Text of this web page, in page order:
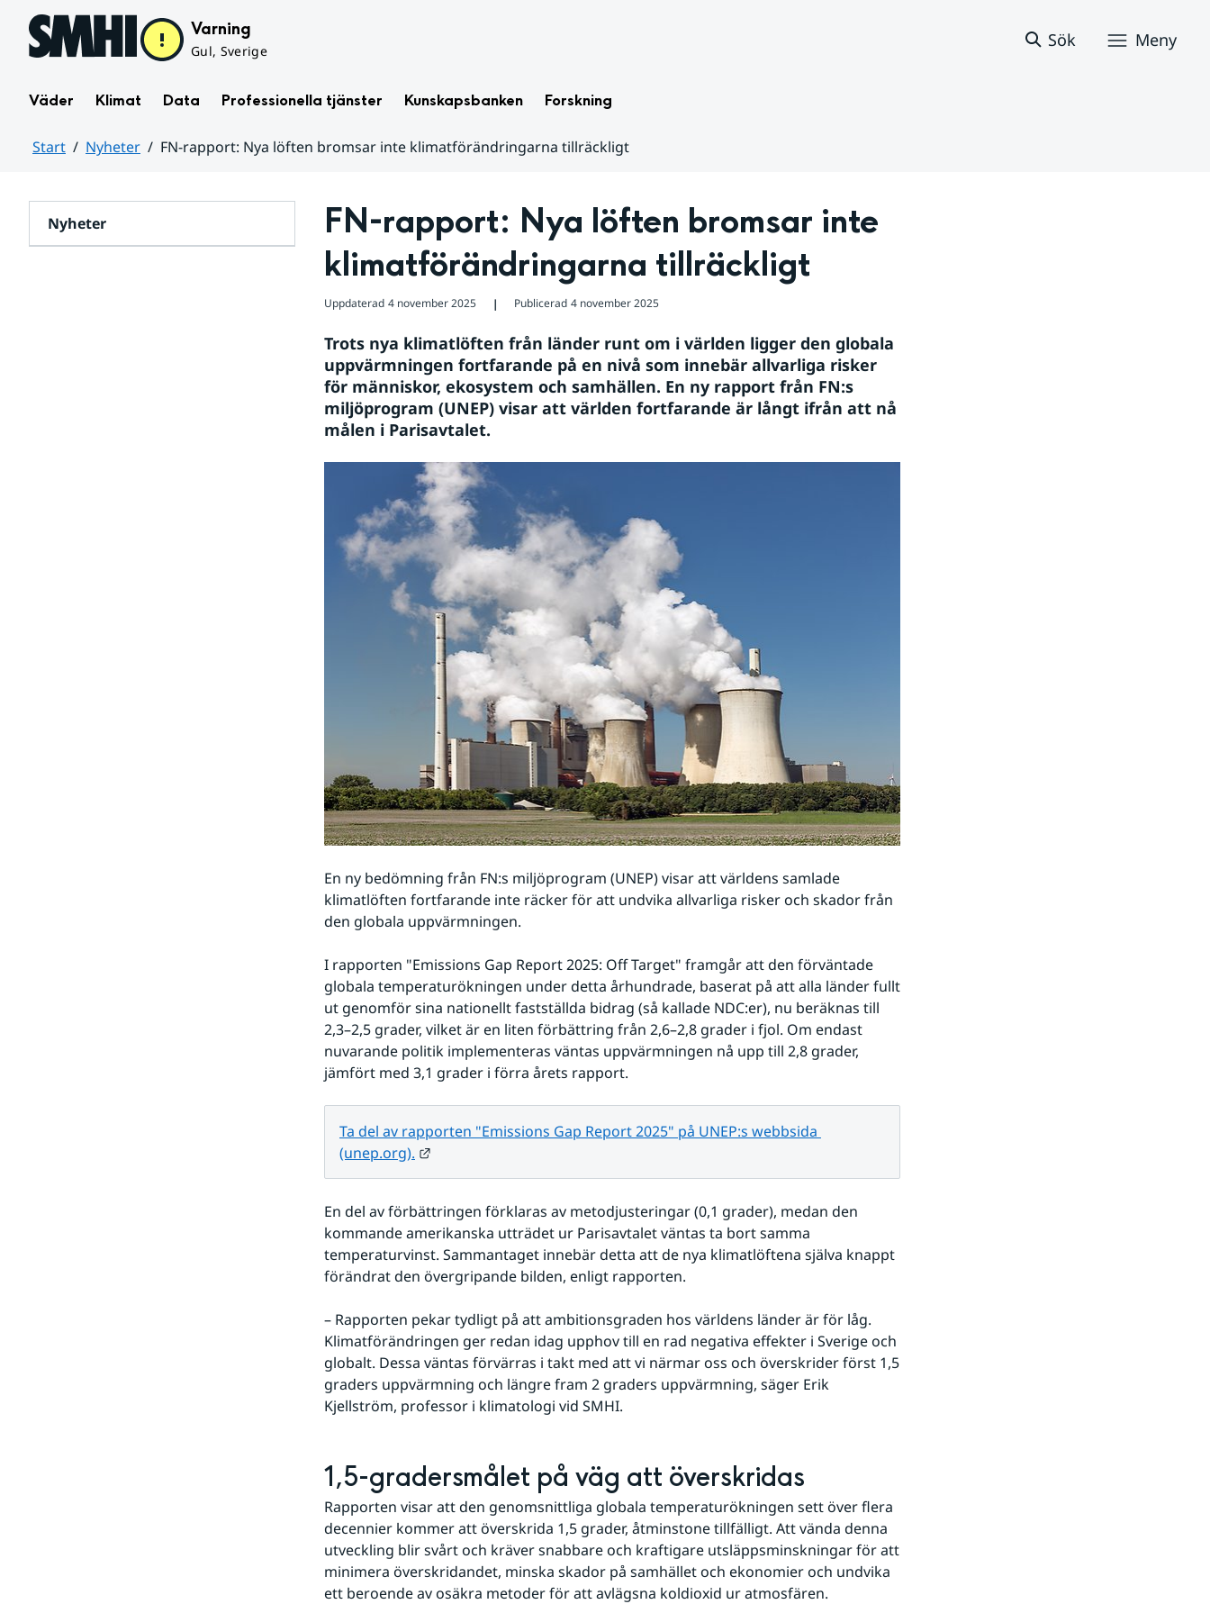
Hoppa till sidans innehåll Varning
Gul, Sverige
Sök Meny
Väder Klimat Data Professionella tjänster Kunskapsbanken Forskning
Start Nyheter
FN-rapport: Nya löften bromsar inte klimatförändringarna tillräckligt
Nyheter
FN-rapport: Nya löften bromsar inte
klimatförändringarna tillräckligt
Uppdaterad 4 november 2025 ❘ Publicerad 4 november 2025
Trots nya klimatlöften från länder runt om i världen ligger den globala
uppvärmningen fortfarande på en nivå som innebär allvarliga risker
för människor, ekosystem och samhällen. En ny rapport från FN:s
miljöprogram (UNEP) visar att världen fortfarande är långt ifrån att nå
målen i Parisavtalet.
En ny bedömning från FN:s miljöprogram (UNEP) visar att världens samlade
klimatlöften fortfarande inte räcker för att undvika allvarliga risker och skador från
den globala uppvärmningen.
I rapporten "Emissions Gap Report 2025: Off Target" framgår att den förväntade
globala temperaturökningen under detta århundrade, baserat på att alla länder fullt
ut genomför sina nationellt fastställda bidrag (så kallade NDC:er), nu beräknas till
2,3–2,5 grader, vilket är en liten förbättring från 2,6–2,8 grader i fjol. Om endast
nuvarande politik implementeras väntas uppvärmningen nå upp till 2,8 grader,
jämfört med 3,1 grader i förra årets rapport.
Ta del av rapporten "Emissions Gap Report 2025" på UNEP:s webbsida
(unep.org).
Länk till annan webbplats.
En del av förbättringen förklaras av metodjusteringar (0,1 grader), medan den
kommande amerikanska utträdet ur Parisavtalet väntas ta bort samma
temperaturvinst. Sammantaget innebär detta att de nya klimatlöftena själva knappt
förändrat den övergripande bilden, enligt rapporten.
– Rapporten pekar tydligt på att ambitionsgraden hos världens länder är för låg.
Klimatförändringen ger redan idag upphov till en rad negativa effekter i Sverige och
globalt. Dessa väntas förvärras i takt med att vi närmar oss och överskrider först 1,5
graders uppvärmning och längre fram 2 graders uppvärmning, säger Erik
Kjellström, professor i klimatologi vid SMHI.
1,5-gradersmålet på väg att överskridas
Rapporten visar att den genomsnittliga globala temperaturökningen sett över flera
decennier kommer att överskrida 1,5 grader, åtminstone tillfälligt. Att vända denna
utveckling blir svårt och kräver snabbare och kraftigare utsläppsminskningar för att
minimera överskridandet, minska skador på samhället och ekonomier och undvika
ett beroende av osäkra metoder för att avlägsna koldioxid ur atmosfären.